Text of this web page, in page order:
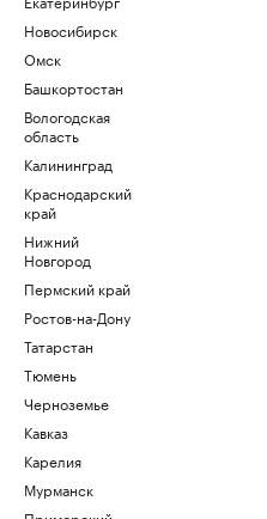
Новосибирск
Омск
Башкортостан
Вологодская
область
Калининград
Краснодарский
край
Нижний
Новгород
Пермский край
Ростов-на-Дону
Татарстан
Тюмень
Черноземье
Кавказ
Карелия
Мурманск